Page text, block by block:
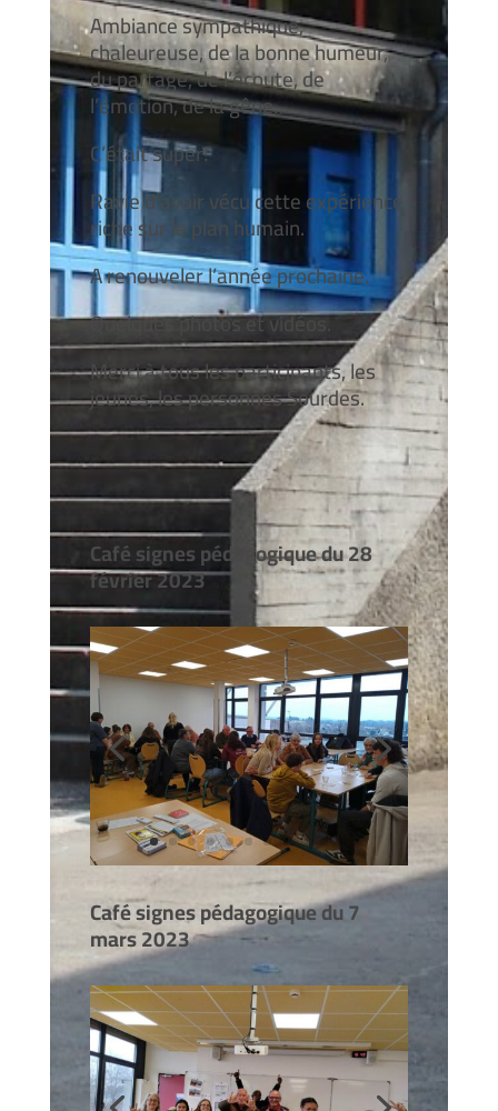
Ambiance sympathique,
chaleureuse, de la bonne humeur,
du partage, de l’écoute, de
l’émotion, de la gêne…
C’était super!
Ravie d’avoir vécu cette expérience
riche sur le plan humain.
A renouveler l’année prochaine.
Quelques photos et vidéos.
Merci à tous les participants, les
jeunes, les personnes Sourdes.
Café signes pédagogique du 28
février 2023
Café signes pédagogique du 7
mars 2023